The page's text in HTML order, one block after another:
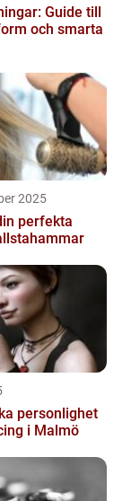
Guide till
och smarta
2025
perfekta
personlighet
i Malmö